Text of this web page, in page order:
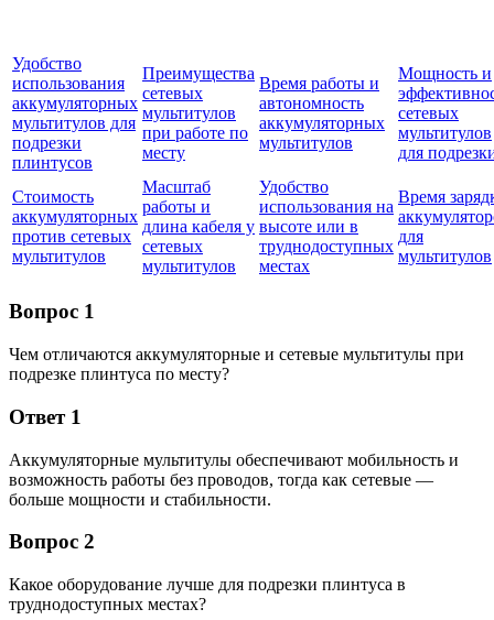
Удобство
использования
аккумуляторных
мультитулов для
подрезки
плинтусов
Преимущества
сетевых
мультитулов
при работе по
месту
Время работы и
автономность
аккумуляторных
мультитулов
Мощность и
сетевых
мультитулов
для
Стоимость
аккумуляторных
против сетевых
мультитулов
Масштаб
работы и
длина кабеля у
сетевых
мультитулов
Удобство
использования на
высоте или в
труднодоступных
местах
Время
для
мультитулов
Вопрос 1
Чем отличаются аккумуляторные и сетевые мультитулы при
подрезке плинтуса по месту?
Ответ 1
Аккумуляторные мультитулы обеспечивают мобильность и
возможность работы без проводов, тогда как сетевые —
больше мощности и стабильности.
Вопрос 2
Какое оборудование лучше для подрезки плинтуса в
труднодоступных местах?